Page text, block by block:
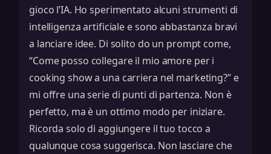
gioco l’IA. Ho sperimentato alcuni strumenti di
intelligenza artificiale e sono abbastanza bravi
a lanciare idee. Di solito do un prompt come,
“Come posso collegare il mio amore per i
cooking show a una carriera nel marketing?” e
mi offre una serie di punti di partenza. Non è
perfetto, ma è un ottimo modo per iniziare.
Ricorda solo di aggiungere il tuo tocco a
qualunque cosa suggerisca. Non lasciare che